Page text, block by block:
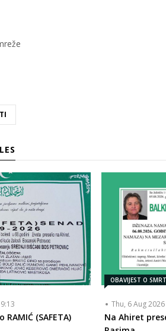
(SAFETA)
OBAVIJEST O
Thu, 6 Aug 2026
Na Ahiret